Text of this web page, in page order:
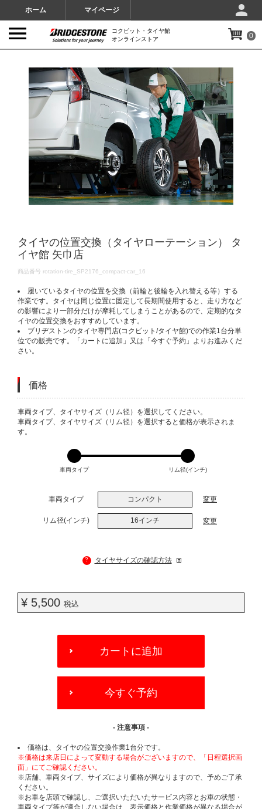
ホーム マイページ
コクピット・タイヤ館
オンラインストア
0
タイヤの位置交換（タイヤローテーション） タ
イヤ館 矢巾店
DETAILS
商品番号 rotation-tire_SP2176_compact-car_16
履いているタイヤの位置を交換（前輪と後輪を入れ替える等）する
作業です。タイヤは同じ位置に固定して長期間使用すると、走り方など
の影響により一部分だけが摩耗してしまうことがあるので、定期的なタ
イヤの位置交換をおすすめしています。
ブリヂストンのタイヤ専門店(コクピット/タイヤ館)での作業1台分単
位での販売です。「カートに追加」又は「今すぐ予約」よりお進みくだ
さい。
価格
VARIATIONS
車両タイプ、タイヤサイズ（リム径）を選択してください。
車両タイプ、タイヤサイズ（リム径）を選択すると価格が表示されま
す。
車両タイプ リム径(インチ)
車両タイプ コンパクト 変更
リム径(インチ) 16インチ 変更
? タイヤサイズの確認方法
¥ 5,500 税込
OPTIONS
カートに追加
今すぐ予約
- 注意事項 -
価格は、タイヤの位置交換作業1台分です。
※価格は来店日によって変動する場合がございますので、「日程選択画
面」にてご確認ください。
※店舗、車両タイプ、サイズにより価格が異なりますので、予めご了承
ください。
※お車を店頭で確認し、ご選択いただいたサービス内容とお車の状態・
車両タイプ等が適合しない場合は、表示価格と作業価格が異なる場合が